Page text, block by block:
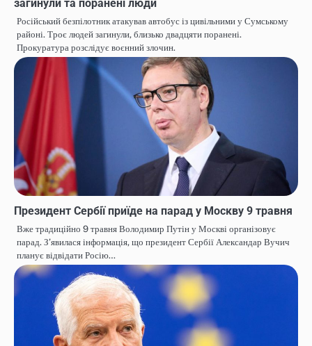
загинули та поранені люди
Російський безпілотник атакував автобус із цивільними у Сумському
районі. Троє людей загинули, близько двадцяти поранені.
Прокуратура розслідує воєнний злочин.
Президент Сербії приїде на парад у Москву 9 травня
Вже традиційно 9 травня Володимир Путін у Москві організовує
парад. З’явилася інформація, що президент Сербії Александар Вучич
планує відвідати Росію…